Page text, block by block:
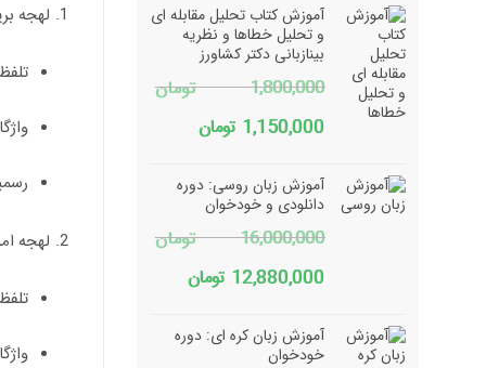
12,000,000 تومان
بود.
آموزش کتاب تحلیل مقابله ای
و تحلیل خطاها و نظریه
بینازبانی دکتر کشاورز
1,800,000 تومان
قیمت
1,800,000 تومان
بود.
1,150,000 تومانقیمت
است.
آموزش زبان روسی: دوره
دانلودی و خودخوان
16,000,000 تومان
قیمت
16,000,000 تومان
12,880,000 تومانقیمت
آموزش زبان کره ای: دوره
خودخوان
لهجه
تلفظ
لهجه
تلفظ